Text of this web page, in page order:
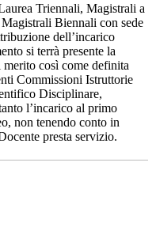
Triennali, Magistrali a
Biennali con sede
dell’incarico
si terrà presente la
merito così come definita
Commissioni Istruttorie
Disciplinare,
l’incarico al primo
non tenendo conto in
presta servizio.